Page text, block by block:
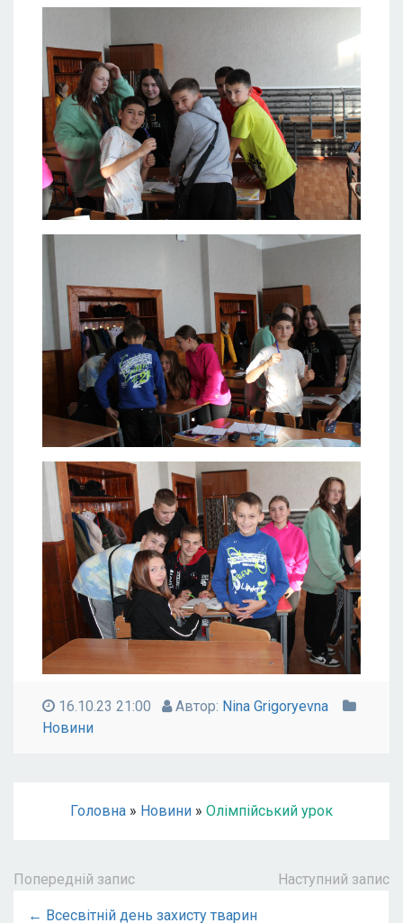
16.10.23 21:00 Автор: Nina Grigoryevna
Новини
Головна » Новини » Олімпійський урок
Попередній запис Наступний запис
← Всесвітній день захисту тварин